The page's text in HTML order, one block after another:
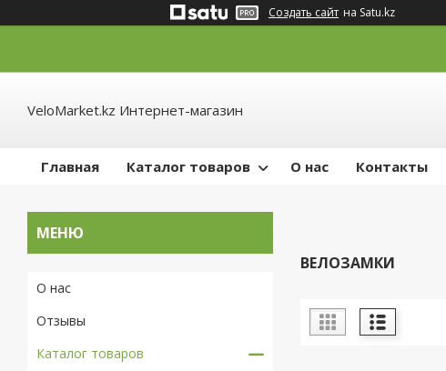
Создать сайт на Satu.kz
VeloMarket.kz Интернет-магазин
Главная Каталог товаров О нас Контакты
ВЕЛОЗАМКИ
О нас
Отзывы
Каталог товаров